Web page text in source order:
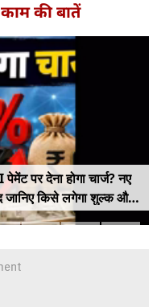
की बातें
पर देना होगा चार्ज? नए
जानिए किसे लगेगा शुल्क और